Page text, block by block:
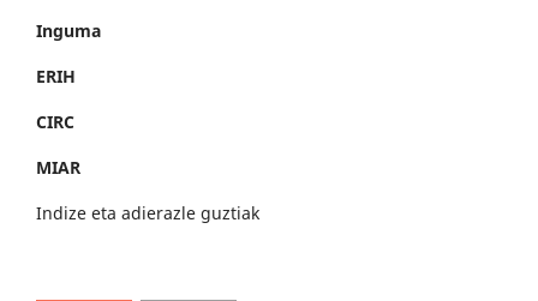
Inguma
ERIH
CIRC
MIAR
Indize eta adierazle guztiak